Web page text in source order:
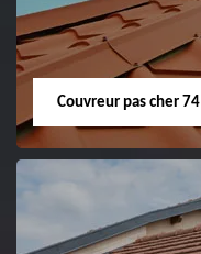
Couvreur pas cher 74